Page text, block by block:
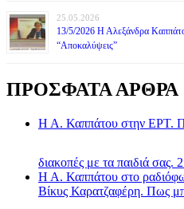
25.05.2026
13/5/2026 Η Αλεξάνδρα
“Αποκαλύψεις”
ΠΡΟΣΦΑΤΑ ΑΡΘΡΑ
Η Α. Καππάτου στην ΕΡΤ.
διακοπές με τα παιδιά σας.
Η Α. Καππάτου στο
Βίκυς Καρατζαφέρη. Πως